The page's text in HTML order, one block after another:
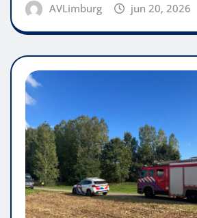
AVLimburg jun 20, 2026